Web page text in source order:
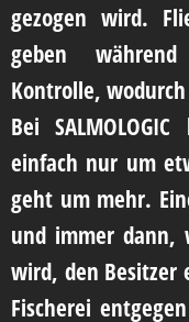
gezogen wird.
geben
Kontrolle,
Bei
einfach nur um
geht um mehr.
und immer dann,
wird, den Besitzer
Fischerei